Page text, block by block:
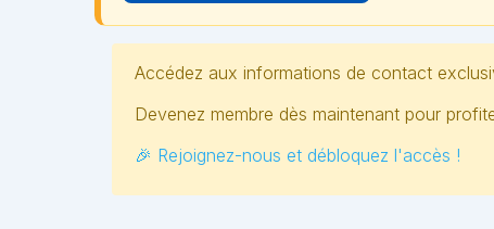
Accédez aux informations de contact
Devenez membre dès maintenant pour
🎉 Rejoignez-nous et débloquez l'accès !